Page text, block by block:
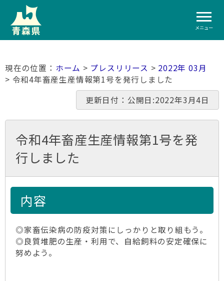
メニュー
ホーム > プレスリリース > 2022年 03月
> 令和4年畜産生産情報第1号を発行しました
更新日付：公開日:2022年3月4日
令和4年畜産生産情報第1号を発
行しました
内容
◎家畜伝染病の防疫対策にしっかりと取り組もう。
◎良質堆肥の生産・利用で、自給飼料の安定確保に
努めよう。